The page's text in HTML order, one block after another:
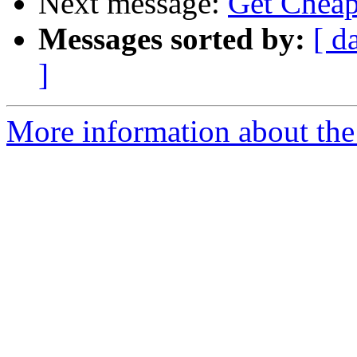
Messages sorted by: [
]
More information about